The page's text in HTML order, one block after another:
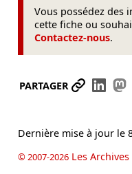
Vous possédez des
cette fiche ou
Contactez-nous.
PARTAGER
Dernière mise à jour le
© 2007-2026Les Archives